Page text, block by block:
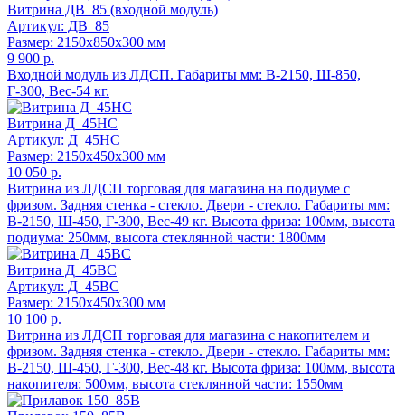
Витрина ДВ_85 (входной модуль)
Артикул: ДВ_85
Размер: 2150x850x300 мм
9 900 р.
Входной модуль из ЛДСП. Габариты мм: В-2150, Ш-850,
Г-300, Вес-54 кг.
Витрина Д_45НС
Артикул: Д_45НС
Размер: 2150x450x300 мм
10 050 р.
Витрина из ЛДСП торговая для магазина на подиуме с
фризом. Задняя стенка - стекло. Двери - стекло. Габариты мм:
В-2150, Ш-450, Г-300, Вес-49 кг. Высота фриза: 100мм, высота
подиума: 250мм, высота стеклянной части: 1800мм
Витрина Д_45ВС
Артикул: Д_45ВС
Размер: 2150x450x300 мм
10 100 р.
Витрина из ЛДСП торговая для магазина с накопителем и
фризом. Задняя стенка - стекло. Двери - стекло. Габариты мм:
В-2150, Ш-450, Г-300, Вес-48 кг. Высота фриза: 100мм, высота
накопителя: 500мм, высота стеклянной части: 1550мм